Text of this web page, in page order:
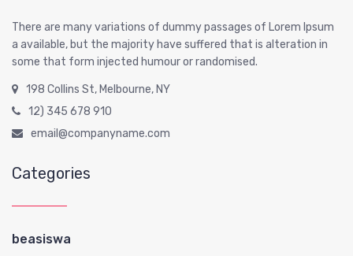
There are many variations of dummy passages of Lorem Ipsum
a available, but the majority have suffered that is alteration in
some that form injected humour or randomised.
198 Collins St, Melbourne, NY
12) 345 678 910
email@companyname.com
Categories
beasiswa